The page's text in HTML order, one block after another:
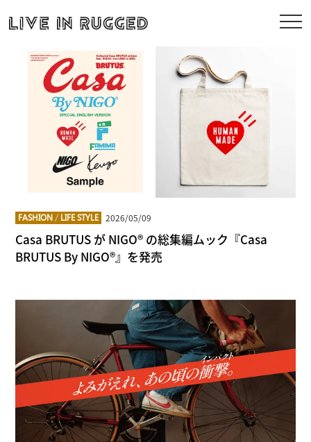
FASHION / LIFE STYLE 2026/05/09
Casa BRUTUS が NIGO® の総集編ムック『Casa
BRUTUS By NIGO®』を発売